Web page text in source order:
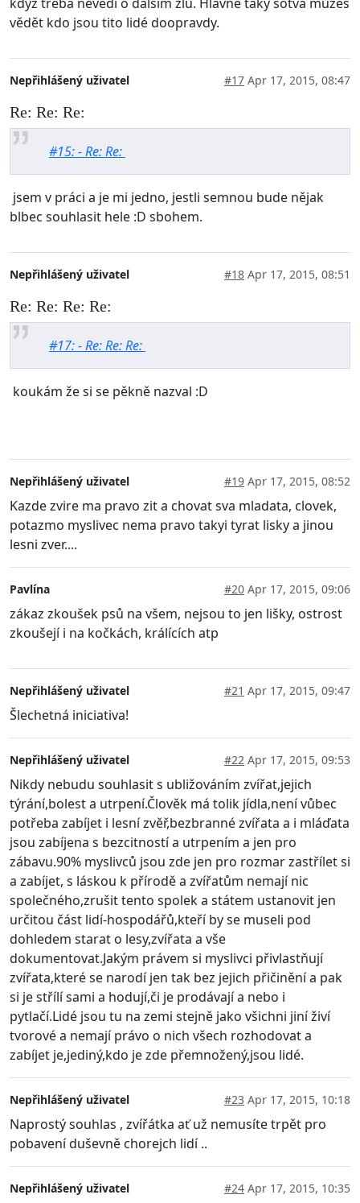
vědět kdo jsou tito lidé doopravdy.
Nepřihlášený uživatel #17 Apr 17, 2015, 08:47
Re: Re: Re:
#15: - Re: Re:
jsem v práci a je mi jedno, jestli semnou bude nějak
blbec souhlasit hele :D sbohem.
Nepřihlášený uživatel #18 Apr 17, 2015, 08:51
Re: Re: Re: Re:
#17: - Re: Re: Re:
koukám že si se pěkně nazval :D
Nepřihlášený uživatel #19 Apr 17, 2015, 08:52
Kazde zvire ma pravo zit a chovat sva mladata, clovek,
potazmo myslivec nema pravo takyi tyrat lisky a jinou
lesni zver....
Pavlína #20 Apr 17, 2015, 09:06
zákaz zkoušek psů na všem, nejsou to jen lišky, ostrost
zkoušejí i na kočkách, králících atp
Nepřihlášený uživatel #21 Apr 17, 2015, 09:47
Šlechetná iniciativa!
Nepřihlášený uživatel #22 Apr 17, 2015, 09:53
Nikdy nebudu souhlasit s ubližováním zvířat,jejich
týrání,bolest a utrpení.Člověk má tolik jídla,není vůbec
potřeba zabíjet i lesní zvěř,bezbranné zvířata a i mláďata
jsou zabíjena s bezcitností a utrpením a jen pro
zábavu.90% myslivců jsou zde jen pro rozmar zastřílet si
a zabíjet, s láskou k přírodě a zvířatům nemají nic
společného,zrušit tento spolek a státem ustanovit jen
určitou část lidí-hospodářů,kteří by se museli pod
dohledem starat o lesy,zvířata a vše
dokumentovat.Jakým právem si myslivci přivlastňují
zvířata,které se narodí jen tak bez jejich přičinění a pak
si je střílí sami a hodují,či je prodávají a nebo i
pytlačí.Lidé jsou tu na zemi stejně jako všichni jiní živí
tvorové a nemají právo o nich všech rozhodovat a
zabíjet je,jediný,kdo je zde přemnožený,jsou lidé.
Nepřihlášený uživatel #23 Apr 17, 2015, 10:18
Naprostý souhlas , zvířátka ať už nemusíte trpět pro
pobavení duševně chorejch lidí ..
Nepřihlášený uživatel #24 Apr 17, 2015, 10:35